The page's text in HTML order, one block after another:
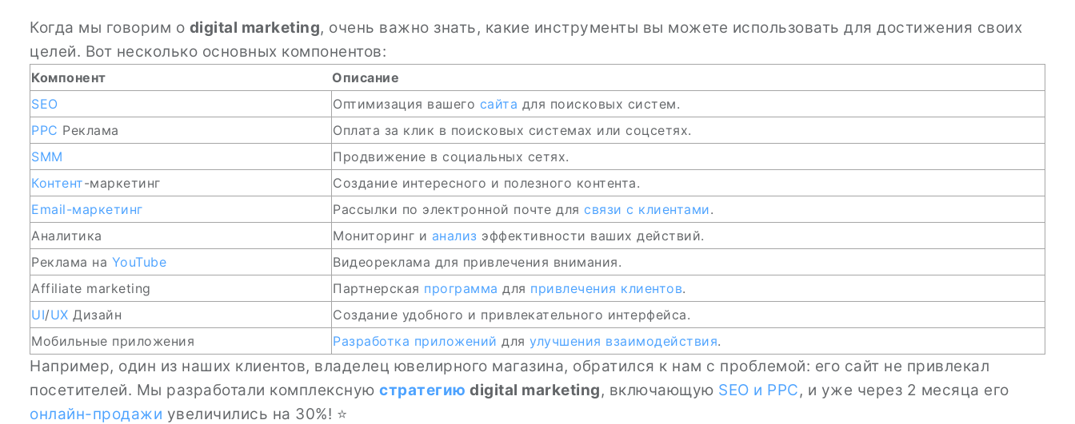
Когда мы говорим о digital marketing, очень важно знать, какие инструменты вы можете использовать для достижения своих
целей. Вот несколько основных компонентов:
Компонент
Описание
SEO
Оптимизация вашего сайта для поисковых систем.
PPC Реклама
Оплата за клик в поисковых системах или соцсетях.
SMM
Продвижение в социальных сетях.
Контент-маркетинг
Создание интересного и полезного контента.
Email-маркетинг
Рассылки по электронной почте для связи с клиентами.
Аналитика
Мониторинг и анализ эффективности ваших действий.
Реклама на YouTube
Видеореклама для привлечения внимания.
Affiliate marketing
Партнерская программа для привлечения клиентов.
UI/UX Дизайн
Создание удобного и привлекательного интерфейса.
Мобильные приложения
Разработка приложений для улучшения взаимодействия.
Например, один из наших клиентов, владелец ювелирного магазина, обратился к нам с проблемой: его сайт не привлекал
посетителей. Мы разработали комплексную стратегию digital marketing, включающую SEO и PPC, и уже через 2 месяца его
онлайн-продажи увеличились на 30%! ⭐